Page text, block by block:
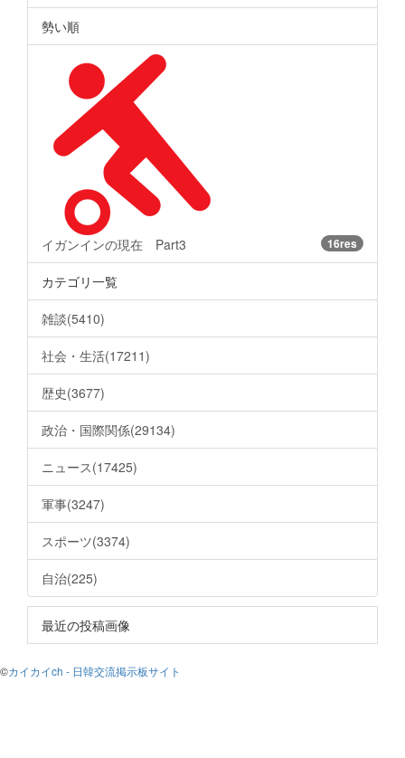
勢い順
イガンインの現在 Part3 16res
カテゴリ一覧
雑談(5410)
社会・生活(17211)
歴史(3677)
政治・国際関係(29134)
ニュース(17425)
軍事(3247)
スポーツ(3374)
自治(225)
最近の投稿画像
©カイカイch - 日韓交流掲示板サイト